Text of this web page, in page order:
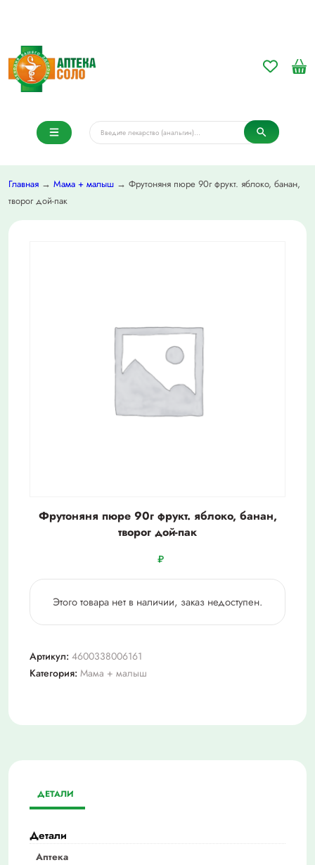
Главная → Мама + малыш → Фрутоняня пюре 90г фрукт. яблоко, банан,
творог дой-пак
Фрутоняня пюре 90г фрукт. яблоко, банан,
творог дой-пак
₽
Этого товара нет в наличии, заказ недоступен.
Артикул: 4600338006161
Категория: Мама + малыш
ДЕТАЛИ
Детали
Аптека